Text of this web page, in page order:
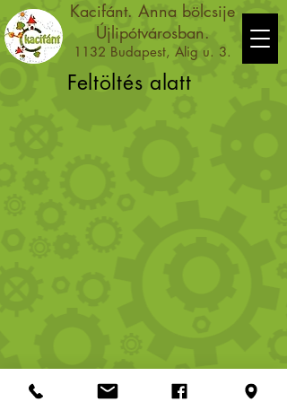
Kacifánt. Anna bölcsije
Újlipótvárosban.
1132 Budapest, Alig u. 3.
Feltöltés alatt